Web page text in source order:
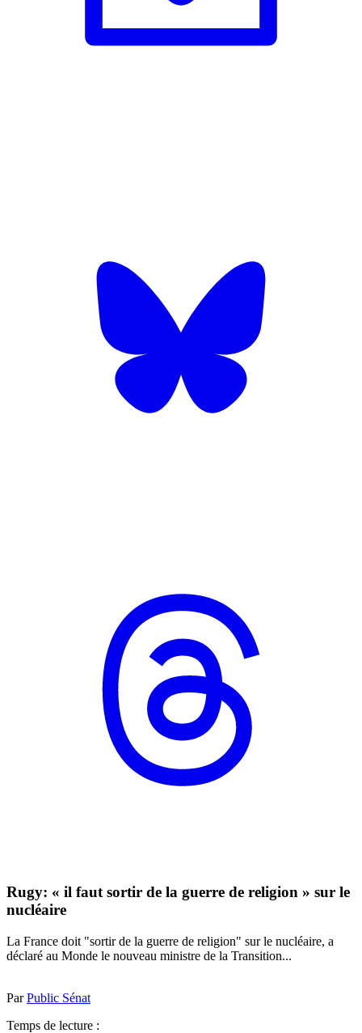
Rugy: « il faut sortir de la guerre de religion » sur le
nucléaire
La France doit "sortir de la guerre de religion" sur le nucléaire, a
déclaré au Monde le nouveau ministre de la Transition...
ParPublic Sénat
Temps de lecture :